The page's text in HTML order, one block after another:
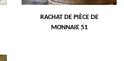
RACHAT DE PIÈCE DE
MONNAIE 51